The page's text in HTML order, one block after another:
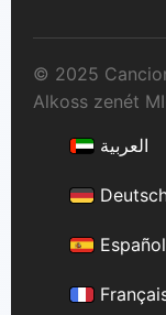
© 2025
Alkoss zenét
العربية
Español